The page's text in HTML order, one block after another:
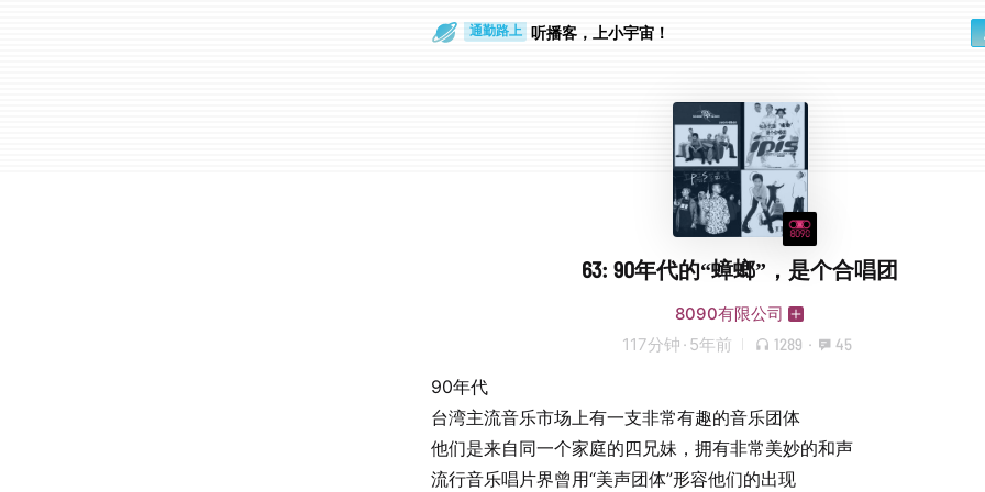
通勤路上 听播客，上小宇宙！
63: 90年代的“蟑螂”，是个合唱团
8090有限公司
117分钟 · 5年前 1289 · 45
90年代
台湾主流音乐市场上有一支非常有趣的音乐团体
他们是来自同一个家庭的四兄妹，拥有非常美妙的和声
流行音乐唱片界曾用“美声团体”形容他们的出现